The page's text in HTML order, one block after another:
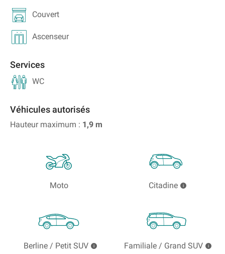
Couvert
Ascenseur
Services
WC
Véhicules autorisés
Hauteur maximum : 1,9 m
Moto Citadine
Berline / Petit SUV Familiale / Grand SUV